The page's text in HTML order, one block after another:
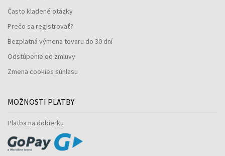
Často kladené otázky
Prečo sa registrovať?
Bezplatná výmena tovaru do 30 dní
Odstúpenie od zmluvy
Zmena cookies súhlasu
MOŽNOSTI PLATBY
Platba na dobierku